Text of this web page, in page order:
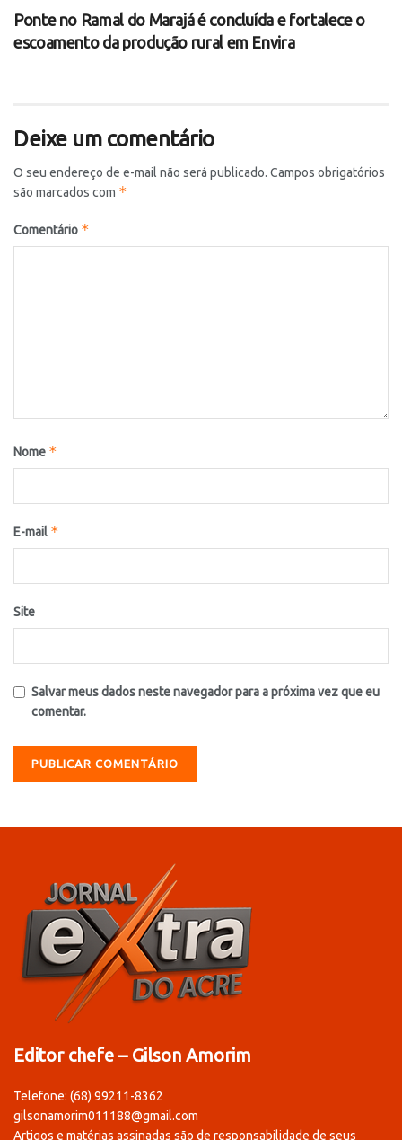
Ponte no Ramal do Marajá é concluída e fortalece o
escoamento da produção rural em Envira
Deixe um comentário
O seu endereço de e-mail não será publicado. Campos obrigatórios
são marcados com *
Comentário *
Nome *
E-mail *
Site
Salvar meus dados neste navegador para a próxima vez que eu
comentar.
Editor chefe – Gilson Amorim
Telefone: (68) 99211-8362
gilsonamorim011188@gmail.com
Artigos e matérias assinadas são de responsabilidade de seus